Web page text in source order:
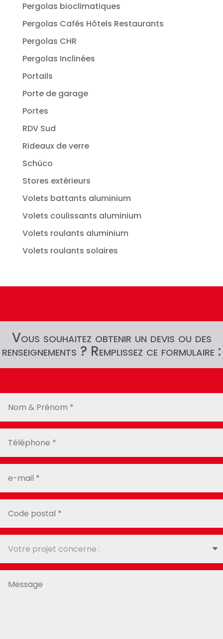
Pergolas bioclimatiques
Pergolas Cafés Hôtels Restaurants
Pergolas CHR
Pergolas Inclinées
Portails
Porte de garage
Portes
RDV Sud
Rideaux de verre
Schüco
Stores extérieurs
Volets battants aluminium
Volets coulissants aluminium
Volets roulants aluminium
Volets roulants solaires
Vous souhaitez obtenir un devis ou des
renseignements ? Remplissez ce formulaire :